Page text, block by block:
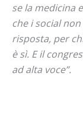
se la medicina
che i social
risposta, per
è sì. E il
ad alta voce”.